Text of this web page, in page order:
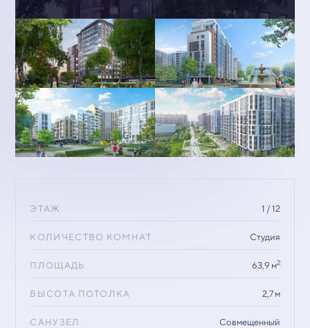
ЭТАЖ 1 / 12
КОЛИЧЕСТВО КОМНАТ Студия
ПЛОЩАДЬ 63,9 м2
ВЫСОТА ПОТОЛКА 2,7 м
САНУЗЕЛ Совмещенный